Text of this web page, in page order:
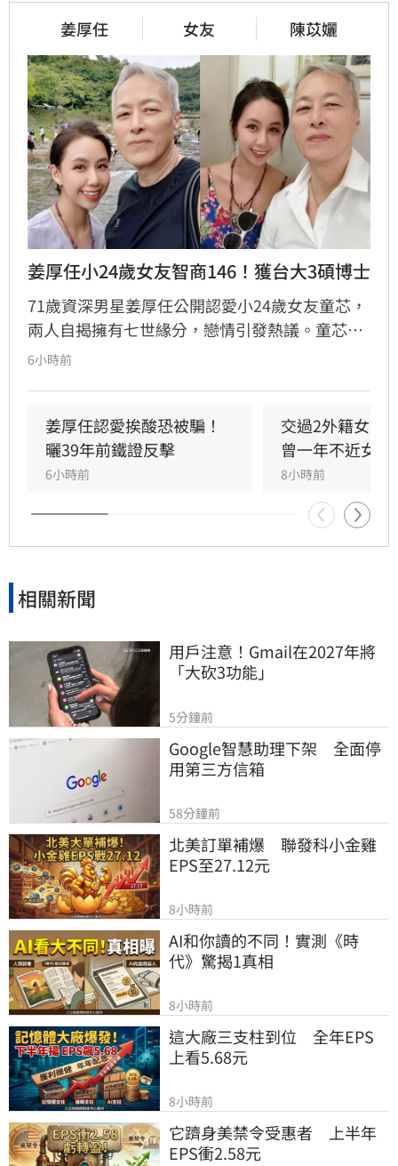
姜厚任 女友 陳苡孋
姜厚任小24歲女友智商146！獲台大3碩博士
71歲資深男星姜厚任公開認愛小24歲女友童芯，
兩人自揭擁有七世緣分，戀情引發熱議。童芯被
譽為全方位學霸，擁有146高智商，不僅取得台
助管理跨領域資源，讓童芯專注研發。童芯除學
術成就外，還具備特殊靈性體驗，曾在廟宇創下
連續擲出42個聖筊的奇蹟。兩人超越傳統男女情
愛，以理性思維與能力互補模式，共同經營科
技、文化與農業事業，展開跨越世紀的合作使
命。
6小時前
姜厚任認愛挨酸恐被騙！
曬39年前鐵證反擊
6小時前
交過2外籍女友
曾一年不近女色
8小時前
相關新聞
用戶注意！Gmail在2027年將
「大砍3功能」
5分鐘前
Google智慧助理下架　全面停
用第三方信箱
58分鐘前
北美訂單補爆　聯發科小金雞
EPS至27.12元
8小時前
AI和你讀的不同！實測《時
代》驚揭1真相
8小時前
這大廠三支柱到位　全年EPS
上看5.68元
8小時前
它躋身美禁令受惠者　上半年
EPS衝2.58元